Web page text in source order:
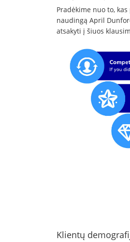
Pradėkime nuo to,
naudingą April
atsakyti į šiuos
Klientų